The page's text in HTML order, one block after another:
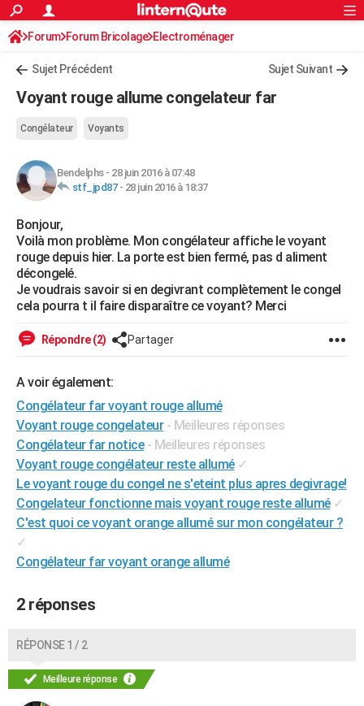
ACTUALITÉS
Politique
Société
Faits Divers
Education
Monde
Villes
+
Essais
Réserver un essai
Citadines
Berlines
SUV
Forum auto
+HIGH-TECH
BRICOLAGE
Forum
Aménagement intérieur
Extérieur
Cuisine
Salle de bains
Jardinage
Rangement
WEEK-END
Guides de France
Escapades
Patrimoine
Expositions
Musées
Week-end nature
+LIFESTYLE
Art de vivre
Bien-être
Loisirs
Mode
Modes de vie
Alimentation
Guide de la santé
Maladies
Médicaments
Sommeil
VOYAGE
Destinations
City break
Voyage nature
Voyage de noces
Forum
Climat
+PHOTO
GUIDES D'ACHAT
BONS PLANS
CARTE DE VOEUX
Carte de Noël
Carte Bonne année
Carte Saint-Valentin
Carte Pâques
Carte d'anniversaire
DICTIONNAIRE
Dictionnaire
Biographies
Citations
Expressions
Proverbes
PROGRAMME TV
S'inscrire
Se connecter
Lycées
Collèges
Primaires
Universités
Entreprises
Service militaire
Avis de recherche
AVIS DE DÉCÈS
FORUM
Bricolage
Lifestyle
Culture
Sport
Auto
Television
Voyage
Cinema
S'inscrire
Connexion
Forum Forum Bricolage Electroménager
Sujet Précédent Sujet Suivant
Voyant rouge allume congelateur far
Congélateur Voyants
Bendelphs- 28 juin 2016 à 07:48
stf_jpd87- 28 juin 2016 à 18:37
Bonjour,
Voilà mon problème. Mon congélateur affiche le voyant
rouge depuis hier. La porte est bien fermé, pas d aliment
décongelé.
Je voudrais savoir si en degivrant complètement le congel
cela pourra t il faire disparaître ce voyant? Merci
Répondre (2) Partager
A voir également:
Congélateur far voyant rouge allumé
Voyant rouge congelateur - Meilleures réponses
Congélateur far notice - Meilleures réponses
Voyant rouge congélateur reste allumé ✓
Le voyant rouge du congel ne s'eteint plus apres degivrage!
Congelateur fonctionne mais voyant rouge reste allumé ✓
C'est quoi ce voyant orange allumé sur mon congélateur ?
✓
Congélateur far voyant orange allumé
2 réponses
RÉPONSE 1 / 2
Meilleure réponse